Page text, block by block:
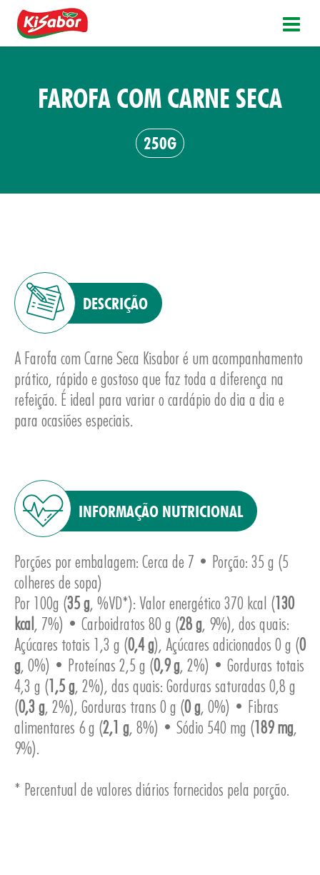
FAROFA COM CARNE SECA
250G
DESCRIÇÃO
A Farofa com Carne Seca Kisabor é um acompanhamento
prático, rápido e gostoso que faz toda a diferença na
refeição. É ideal para variar o cardápio do dia a dia e
para ocasiões especiais.
INFORMAÇÃO NUTRICIONAL
Porções por embalagem: Cerca de 7 • Porção: 35 g (5
colheres de sopa)
Por 100g (35 g, %VD*): Valor energético 370 kcal (130
kcal , 7%) • Carboidratos 80 g (28 g, 9%), dos quais:
Açúcares totais 1,3 g (0,4 g), Açúcares adicionados 0 g (0
g, 0%) • Proteínas 2,5 g (0,9 g, 2%) • Gorduras totais
4,3 g (1,5 g, 2%), das quais: Gorduras saturadas 0,8 g
(0,3 g, 2%), Gorduras trans 0 g (0 g, 0%) • Fibras
alimentares 6 g (2,1 g, 8%) • Sódio 540 mg (189 mg,
9%).
* Percentual de valores diários fornecidos pela porção.